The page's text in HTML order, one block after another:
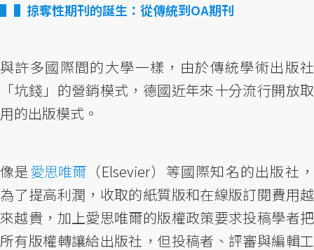
▌掠奪性期刊的誕生：從傳統到OA期刊
與許多國際間的大學一樣，由於傳統學術出版社
「坑錢」的營銷模式，德國近年來十分流行開放取
用的出版模式。
像是愛思唯爾（Elsevier）等國際知名的出版社，
為了提高利潤，收取的紙質版和在線版訂閱費用越
來越貴，加上愛思唯爾的版權政策要求投稿學者把
所有版權轉讓給出版社，但投稿者、評審與編輯工